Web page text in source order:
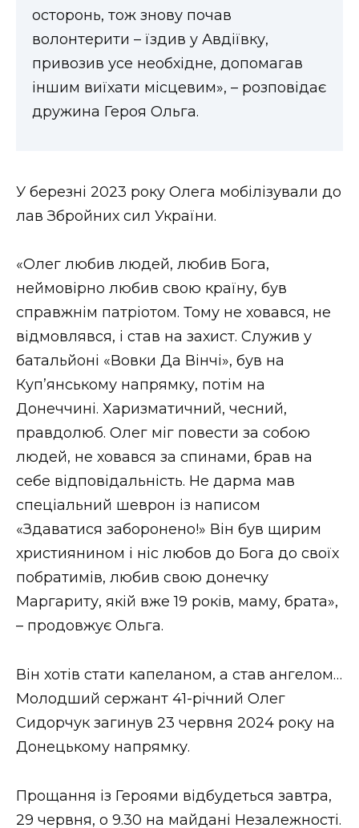
осторонь, тож знову почав
волонтерити – їздив у Авдіївку,
привозив усе необхідне, допомагав
іншим виїхати місцевим», – розповідає
дружина Героя Ольга.
У березні 2023 року Олега мобілізували до
лав Збройних сил України.
«Олег любив людей, любив Бога,
неймовірно любив свою країну, був
справжнім патріотом. Тому не ховався, не
відмовлявся, і став на захист. Служив у
батальйоні «Вовки Да Вінчі», був на
Куп’янському напрямку, потім на
Донеччині. Харизматичний, чесний,
правдолюб. Олег міг повести за собою
людей, не ховався за спинами, брав на
себе відповідальність. Не дарма мав
спеціальний шеврон із написом
«Здаватися заборонено!» Він був щирим
християнином і ніс любов до Бога до своїх
побратимів, любив свою донечку
Маргариту, якій вже 19 років, маму, брата»,
– продовжує Ольга.
Він хотів стати капеланом, а став ангелом…
Молодший сержант 41-річний Олег
Сидорчук загинув 23 червня 2024 року на
Донецькому напрямку.
Прощання із Героями відбудеться завтра,
29 червня, о 9.30 на майдані Незалежності.